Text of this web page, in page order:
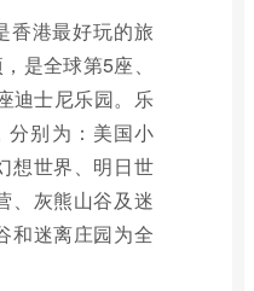
香港最好玩的旅
是全球第5座、
迪士尼乐园。乐
分别为：美国小
想世界、明日世
、灰熊山谷及迷
和迷离庄园为全